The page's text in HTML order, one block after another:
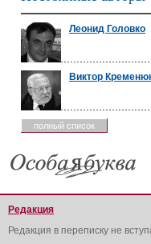
Леонид Головко
Виктор
полный список
Редакция
Редакция в переписку не